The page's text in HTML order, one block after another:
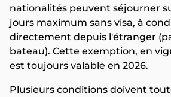
nationalités peuvent séjourner
jours maximum sans visa, à
directement depuis l'étranger
bateau). Cette exemption, en
est toujours valable en 2026.
Plusieurs conditions doivent